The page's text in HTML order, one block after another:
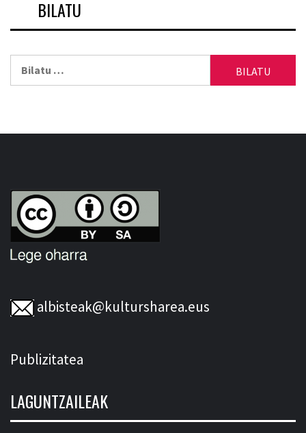
BILATU
albisteak@kultursharea.eus
Publizitatea
LAGUNTZAILEAK